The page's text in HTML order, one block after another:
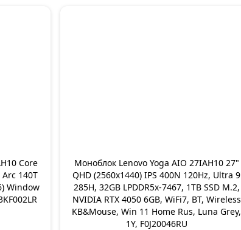
Core
140T
Window
Моноблок Lenovo Yoga AIO 27IAH10 27"
QHD (2560x1440) IPS 400N 120Hz, Ultra 9
285H, 32GB LPDDR5x-7467, 1TB SSD M.2,
NVIDIA RTX 4050 6GB, WiFi7, BT, Wireless
KB&Mouse, Win 11 Home Rus, Luna Grey,
1Y, F0J20046RU